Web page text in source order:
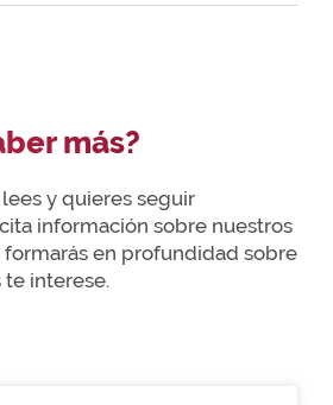
más?
y quieres seguir
información sobre nuestros
en profundidad sobre
te interese.